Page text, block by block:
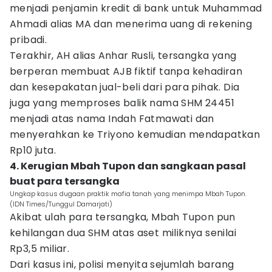
menjadi penjamin kredit di bank untuk Muhammad
Ahmadi alias MA dan menerima uang di rekening
pribadi.
Terakhir, AH alias Anhar Rusli, tersangka yang
berperan membuat AJB fiktif tanpa kehadiran
dan kesepakatan jual-beli dari para pihak. Dia
juga yang memproses balik nama SHM 24451
menjadi atas nama Indah Fatmawati dan
menyerahkan ke Triyono kemudian mendapatkan
Rp10 juta.
4. Kerugian Mbah Tupon dan sangkaan pasal
buat para tersangka
Ungkap kasus dugaan praktik mafia tanah yang menimpa Mbah Tupon.
(IDN Times/Tunggul Damarjati)
Akibat ulah para tersangka, Mbah Tupon pun
kehilangan dua SHM atas aset miliknya senilai
Rp3,5 miliar.
Dari kasus ini, polisi menyita sejumlah barang